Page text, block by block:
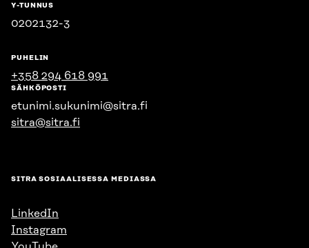
Y-TUNNUS
0202132-3
PUHELIN
+358 294 618 991
SÄHKÖPOSTI
etunimi.sukunimi@sitra.fi
sitra@sitra.fi
SITRA SOSIAALISESSA MEDIASSA
LinkedIn
Instagram